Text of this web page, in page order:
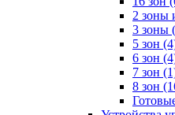
2 зоны
3 зоны
5 зон
6 зон
7 зон
8 зон